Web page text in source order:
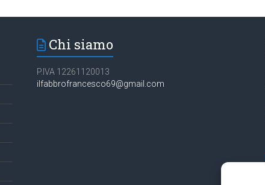
Chi siamo
P.IVA 12261120013
ilfabbrofrancesco69@gmail.com